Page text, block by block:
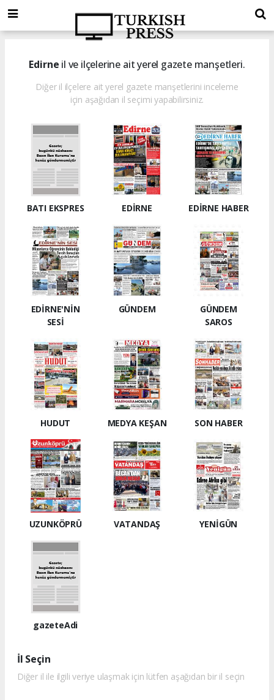
Edirne il ve ilçelerine ait yerel gazete manşetleri.
Diğer il ilçelere ait yerel gazete manşetlerini inceleme
için aşağıdan il seçimi yapabilirsiniz.
BATI EKSPRES EDİRNE EDİRNE HABER
EDİRNE'NİN
SESİ
GÜNDEM
GÜNDEM
SAROS
HUDUT MEDYA KEŞAN SON HABER
UZUNKÖPRÜ VATANDAŞ YENİGÜN
gazeteAdi
İl Seçin
Diğer il ile ilgili veriye ulaşmak için lütfen aşağıdan bir il seçin